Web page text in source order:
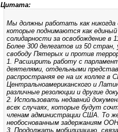
Цитата:
Мы должны работать как
которые поднимаются как
солидарности за освобождение в
Более 300 делегатов из 50
свободу Пятерых и против
1. Расширить работу с
деятелями, отдельными
распространяя ее на их коллег в
Центральноамериканского и
различные резолюции и другие
2. Использовать недавний
всех случаях, которые будут
членам администрации США. То
необоснованным задержаниям
3. Продолжать мобилизацию,